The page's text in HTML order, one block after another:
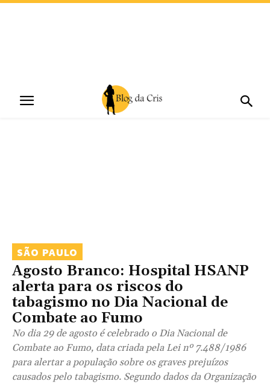
SÃO PAULO
Agosto Branco: Hospital HSANP
alerta para os riscos do
tabagismo no Dia Nacional de
Combate ao Fumo
No dia 29 de agosto é celebrado o Dia Nacional de
Combate ao Fumo, data criada pela Lei nº 7.488/1986
para alertar a população sobre os graves prejuízos
causados pelo tabagismo. Segundo dados da Organização